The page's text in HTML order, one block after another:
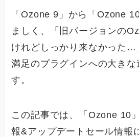
「Ozone 9」から「Ozone
ましく、「旧バージョンの
けれどしっかり来なかった…
満足のプラグインへの大きな
す。
この記事では、「Ozone 10
報&アップデートセール情報